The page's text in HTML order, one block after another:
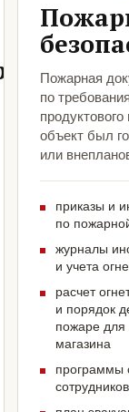
Пожарная
по
объект был
или
приказы и
по
журналы
и учета
расчет
и порядок
пожаре для
магазина
программы
сотрудников